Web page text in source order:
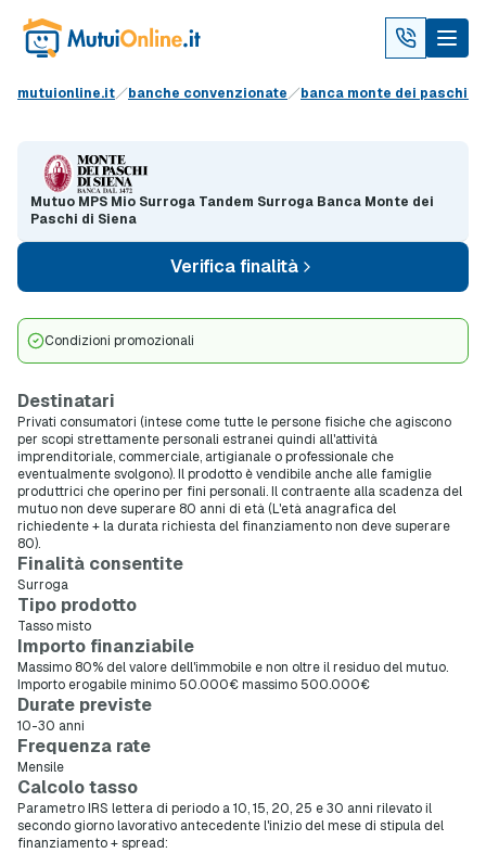
mutuionline.it banche convenzionate banca monte dei paschi
Mutuo MPS Mio Surroga Tandem Surroga Banca Monte dei
Paschi di Siena
Verifica finalità
Condizioni promozionali
Destinatari
Privati consumatori (intese come tutte le persone fisiche che agiscono
per scopi strettamente personali estranei quindi all'attività
imprenditoriale, commerciale, artigianale o professionale che
eventualmente svolgono). Il prodotto è vendibile anche alle famiglie
produttrici che operino per fini personali. Il contraente alla scadenza del
mutuo non deve superare 80 anni di età (L'età anagrafica del
richiedente + la durata richiesta del finanziamento non deve superare
80).
Finalità consentite
Surroga
Tipo prodotto
Tasso misto
Importo finanziabile
Massimo 80% del valore dell'immobile e non oltre il residuo del mutuo.
Importo erogabile minimo 50.000€ massimo 500.000€
Durate previste
10-30 anni
Frequenza rate
Mensile
Calcolo tasso
Parametro IRS lettera di periodo a 10, 15, 20, 25 e 30 anni rilevato il
secondo giorno lavorativo antecedente l'inizio del mese di stipula del
finanziamento + spread: